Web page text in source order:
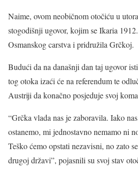
Naime, ovom neobičnom otočiću u
stogodišnji ugovor, kojim se Ikaria
Osmanskog carstva i pridružila Grčkoj.
Budući da na današnji dan taj ugovor
tog otoka izaći će na referendum te
Austriji da konačno posjeduje svoj
“Grčka vlada nas je zaboravila. Iako
ostanemo, mi jednostavno nemamo ni
Teško ćemo opstati nezavisni, no zato
drugoj državi”, pojasnili su svoj stav